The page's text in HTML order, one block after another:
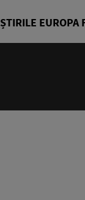
ȘTIRILE EUROPA